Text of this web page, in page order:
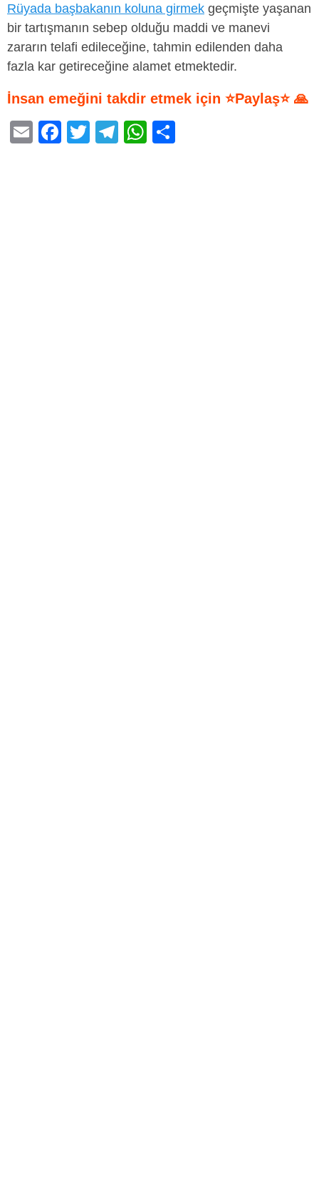
Rüyada başbakanın koluna girmek geçmişte yaşanan
bir tartışmanın sebep olduğu maddi ve manevi
zararın telafi edileceğine, tahmin edilenden daha
fazla kar getireceğine alamet etmektedir.
İnsan emeğini takdir etmek için ⭐Paylaş⭐ 🙏
E
F
T
T
W